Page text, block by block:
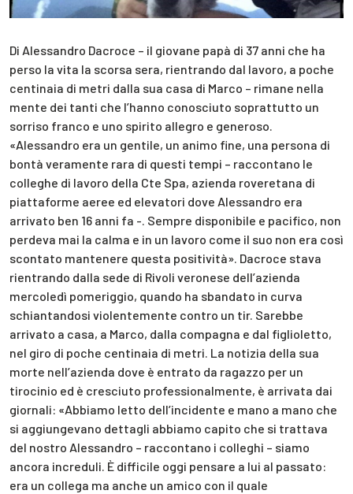
Di Alessandro Dacroce – il giovane papà di 37 anni che ha
perso la vita la scorsa sera, rientrando dal lavoro, a poche
centinaia di metri dalla sua casa di Marco – rimane nella
mente dei tanti che l’hanno conosciuto soprattutto un
sorriso franco e uno spirito allegro e generoso.
«Alessandro era un gentile, un animo fine, una persona di
bontà veramente rara di questi tempi – raccontano le
colleghe di lavoro della Cte Spa, azienda roveretana di
piattaforme aeree ed elevatori dove Alessandro era
arrivato ben 16 anni fa -. Sempre disponibile e pacifico, non
perdeva mai la calma e in un lavoro come il suo non era così
scontato mantenere questa positività». Dacroce stava
rientrando dalla sede di Rivoli veronese dell’azienda
mercoledì pomeriggio, quando ha sbandato in curva
schiantandosi violentemente contro un tir. Sarebbe
arrivato a casa, a Marco, dalla compagna e dal figlioletto,
nel giro di poche centinaia di metri. La notizia della sua
morte nell’azienda dove è entrato da ragazzo per un
tirocinio ed è cresciuto professionalmente, è arrivata dai
giornali: «Abbiamo letto dell’incidente e mano a mano che
si aggiungevano dettagli abbiamo capito che si trattava
del nostro Alessandro – raccontano i colleghi – siamo
ancora increduli. È difficile oggi pensare a lui al passato:
era un collega ma anche un amico con il quale